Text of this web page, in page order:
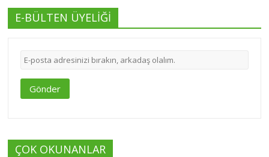
E-BÜLTEN ÜYELİĞİ
Gönder
ÇOK OKUNANLAR